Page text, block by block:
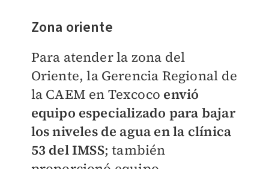
Zona oriente
Para atender la zona del
Oriente, la Gerencia Regional de
la CAEM en Texcoco envió
equipo especializado para bajar
los niveles de agua en la clínica
53 del IMSS; también